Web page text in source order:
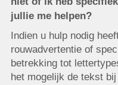
jullie me helpen?
Indien u hulp nodig
rouwadvertentie of
betrekking tot
het mogelijk de tekst